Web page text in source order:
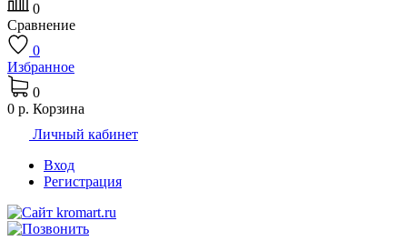
0
Сравнение
0
Избранное
0
0 р. Корзина
Личный кабинет
Вход
Регистрация